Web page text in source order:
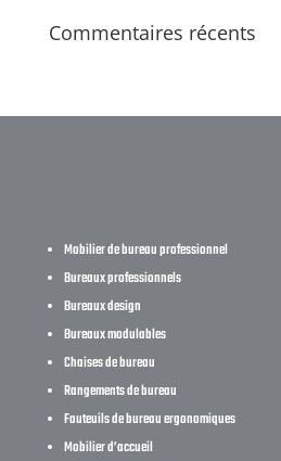
Commentaires récents
Mobilier de bureau professionnel
Bureaux professionnels
Bureaux design
Bureaux modulables
Chaises de bureau
Rangements de bureau
Fauteuils de bureau ergonomiques
Mobilier d’accueil